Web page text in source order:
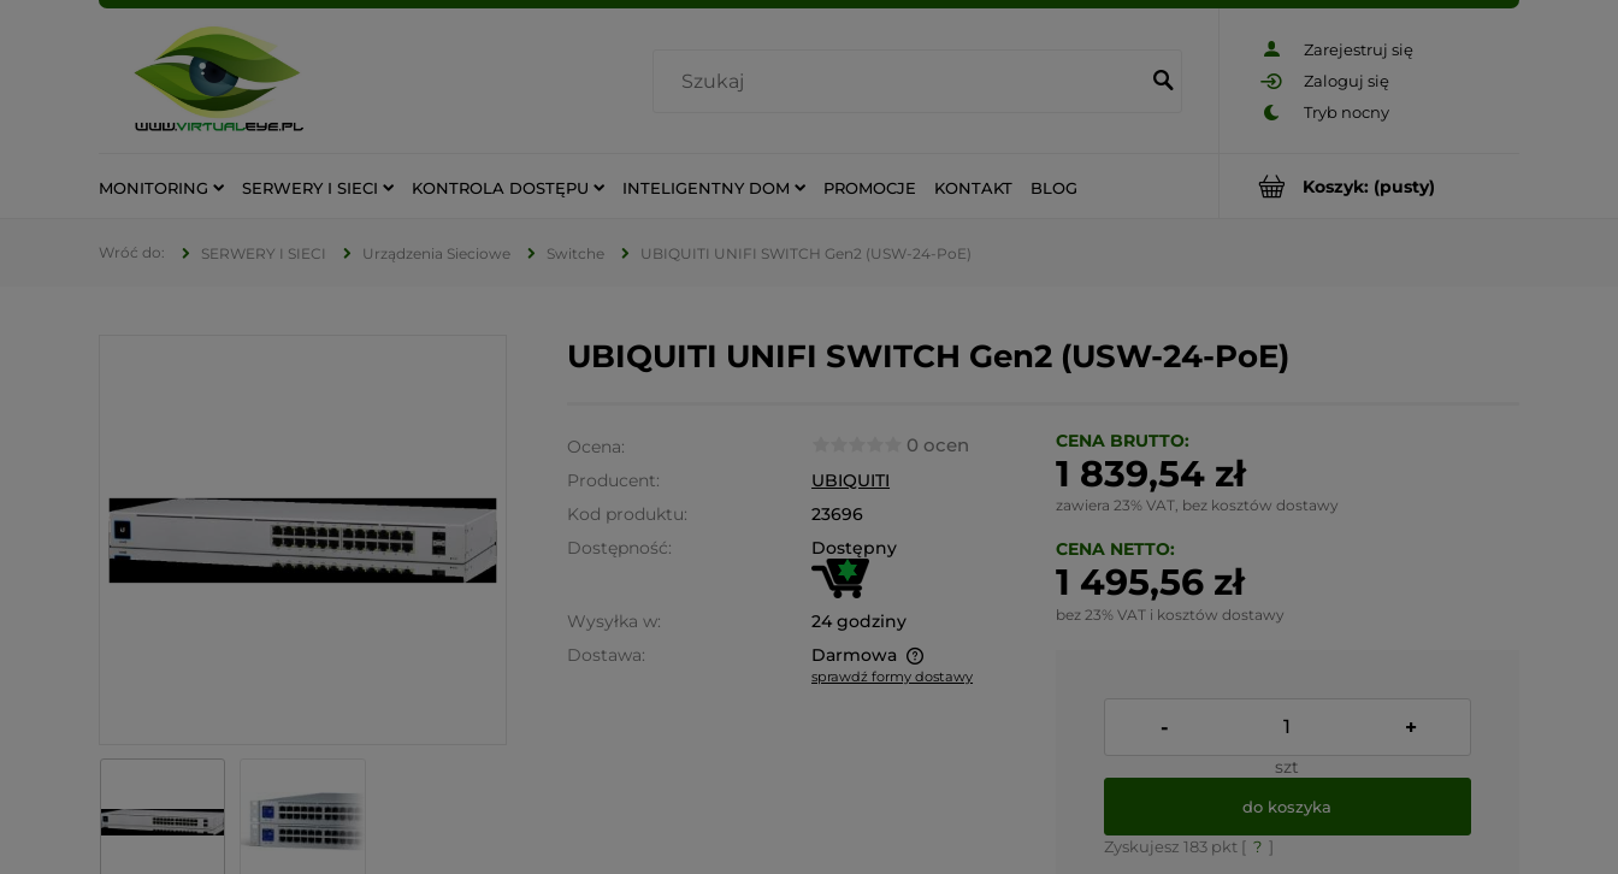
Zarejestruj się
Zaloguj się
Koszyk: (pusty)
MONITORING SERWERY I SIECI KONTROLA DOSTĘPU INTELIGENTNY DOM PROMOCJE KONTAKT BLOG
SERWERY I SIECI Urządzenia Sieciowe Switche UBIQUITI UNIFI SWITCH Gen2 (USW-24-PoE)
UBIQUITI UNIFI SWITCH Gen2 (USW-24-PoE)
Ocena: 0 ocen
Producent:
UBIQUITI
Kod produktu:
23696
Dostępność:
Dostępny
Wysyłka w:
24 godziny
Dostawa:
Darmowa
sprawdź formy dostawy
CENA BRUTTO:
1 839,54 zł
zawiera 23% VAT, bez kosztów dostawy
CENA NETTO:
1 495,56 zł
bez 23% VAT i kosztów dostawy
- +
szt
do koszyka
Zyskujesz 183pkt [ ? ]